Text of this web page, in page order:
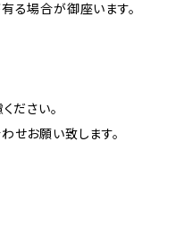
る場合が御座います。
ださい。
せお願い致します。